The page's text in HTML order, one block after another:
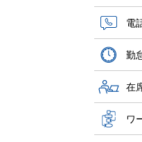
電
勤
在
ワ